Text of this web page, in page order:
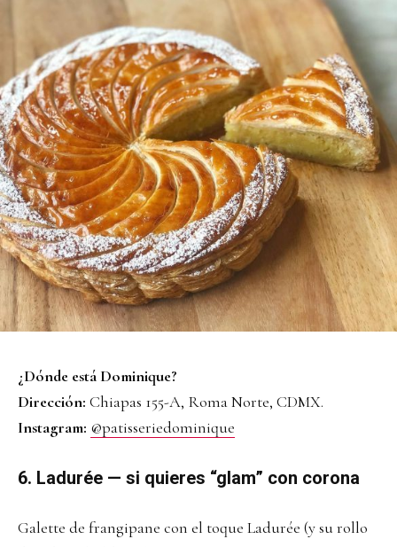
¿Dónde está Dominique?
Dirección: Chiapas 155-A, Roma Norte, CDMX.
Instagram: @patisseriedominique
6. Ladurée — si quieres “glam” con corona
Galette de frangipane con el toque Ladurée (y su rollo